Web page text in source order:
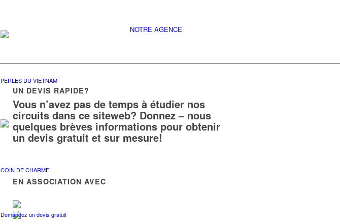
PERLES DU VIETNAM
COIN DE CHARME
Demandez un devis gratuit
NOTRE AGENCE
UN DEVIS RAPIDE?
Vous n’avez pas de temps à étudier nos
circuits dans ce siteweb? Donnez – nous
quelques brèves informations pour obtenir
un devis gratuit et sur mesure!
EN ASSOCIATION AVEC